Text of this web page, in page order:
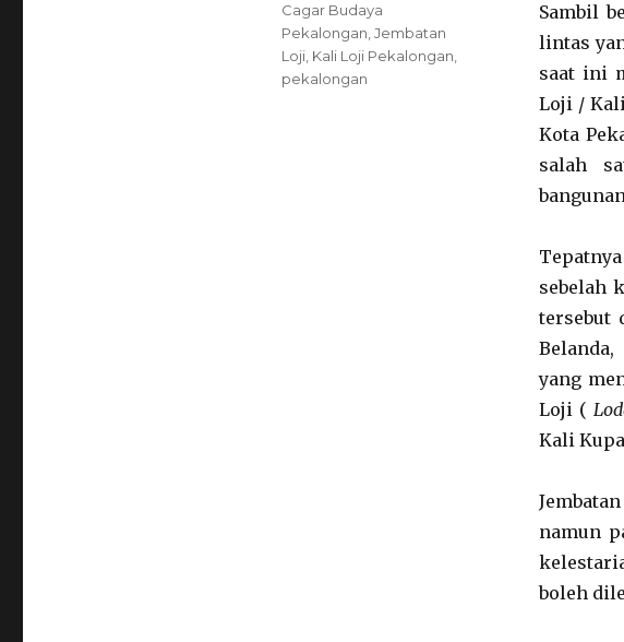
Sambil
lintas
saat ini
Loji /
Kota
salah
sebelah
tersebut
yang
Loji (
Kali
namun
boleh
Cagar Budaya
Pekalongan Jembatan
Loji, Kali Loji Pekalongan
pekalongan